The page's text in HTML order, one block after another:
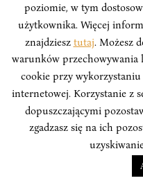
INSTYTUT BOYMA.
Prywatności Serwisu
designBeata
poziomie, w tym
użytkownika. Więcej
znajdziesz tutaj. Możesz
warunków przechowywania
cookie przy
internetowej. Korzystanie z
dopuszczającymi
zgadzasz się na ich